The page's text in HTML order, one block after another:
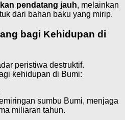
pendatang jauh, melainkan
dari bahan baku yang mirip.
bagi Kehidupan di
peristiwa destruktif.
kehidupan di Bumi:
sumbu Bumi, menjaga
miliaran tahun.